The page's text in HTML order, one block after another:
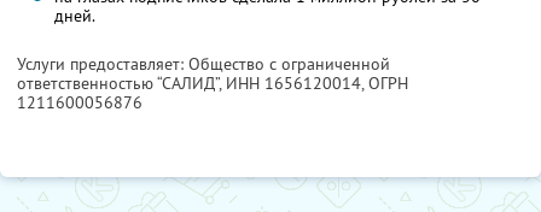
дней.
Услуги предоставляет: Общество с ограниченной
ответственностью “САЛИД”, ИНН 1656120014, ОГРН
1211600056876